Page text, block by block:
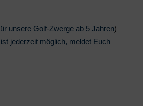
ür unsere Golf-Zwerge ab 5 Jahren)
jederzeit möglich, meldet Euch